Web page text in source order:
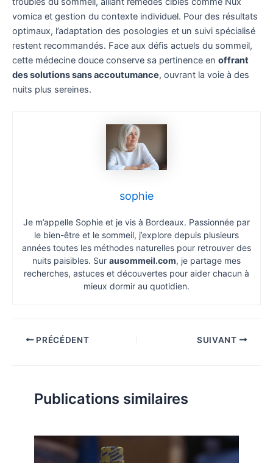
vomica et gestion du contexte individuel. Pour des résultats
optimaux, l’adaptation des posologies et un suivi spécialisé
restent recommandés. Face aux défis actuels du sommeil,
cette médecine douce conserve sa pertinence en offrant
des solutions sans accoutumance, ouvrant la voie à des
nuits plus sereines.
sophie
Je m’appelle Sophie et je vis à Bordeaux. Passionnée par
le bien-être et le sommeil, j’explore depuis plusieurs
années toutes les méthodes naturelles pour retrouver des
nuits paisibles. Sur ausommeil.com, je partage mes
recherches, astuces et découvertes pour aider chacun à
mieux dormir au quotidien.
PRÉCÉDENT SUIVANT
Publications similaires